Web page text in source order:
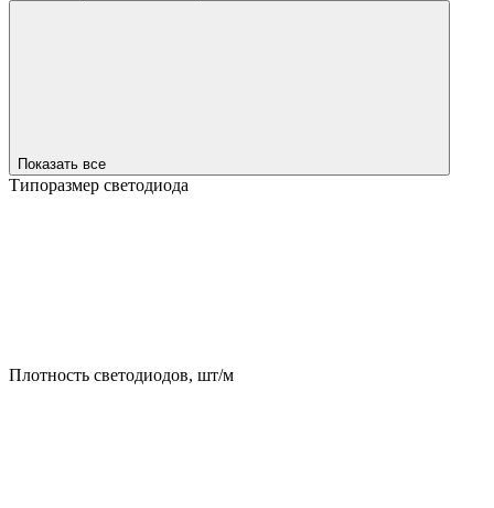
Показать все
Типоразмер светодиода
Плотность светодиодов, шт/м